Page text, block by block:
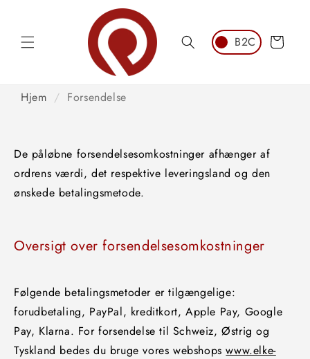
Vogn
Hjem / Forsendelse
De påløbne forsendelsesomkostninger afhænger af
ordrens værdi, det respektive leveringsland og den
ønskede betalingsmetode.
Oversigt over forsendelsesomkostninger
Følgende betalingsmetoder er tilgængelige:
forudbetaling, PayPal, kreditkort, Apple Pay, Google
Pay, Klarna. For forsendelse til Schweiz, Østrig og
Tyskland bedes du bruge vores webshopswww.elke-